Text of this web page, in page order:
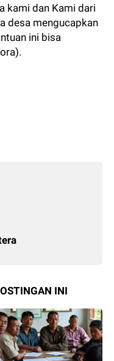
kami dan Kami dari
desa mengucapkan
ini bisa
INI